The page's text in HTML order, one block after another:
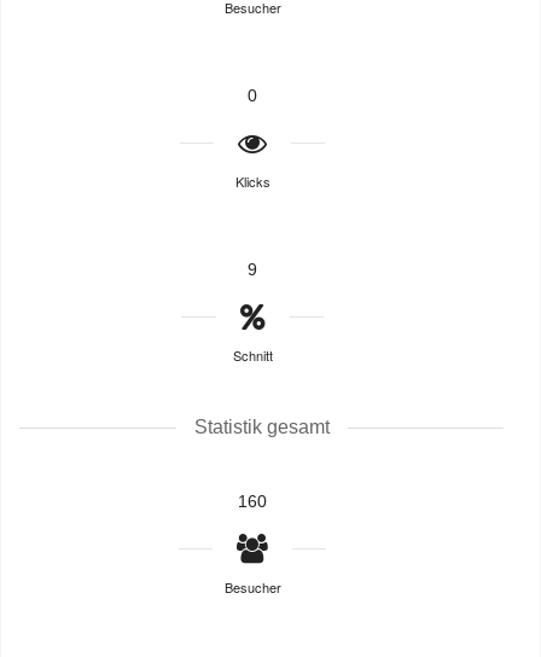
Besucher
0
Klicks
9
Schnitt
Statistik gesamt
160
Besucher